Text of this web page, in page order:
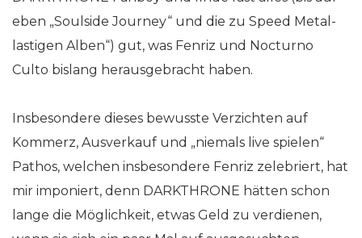
eben „Soulside Journey“ und die zu Speed Metal-
lastigen Alben“) gut, was Fenriz und Nocturno
Culto bislang herausgebracht haben.
Insbesondere dieses bewusste Verzichten auf
Kommerz, Ausverkauf und „niemals live spielen“
Pathos, welchen insbesondere Fenriz zelebriert, hat
mir imponiert, denn DARKTHRONE hätten schon
lange die Möglichkeit, etwas Geld zu verdienen,